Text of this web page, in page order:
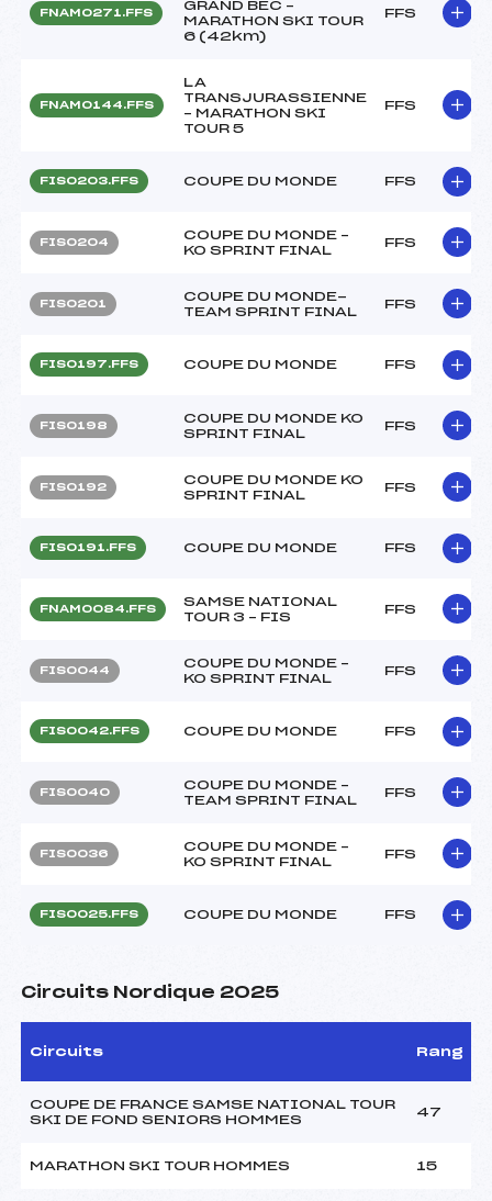
FNAM0271.FFS
GRAND BEC –
MARATHON SKI TOUR
6 (42km)
FFS
FNAM0144.FFS
LA
TRANSJURASSIENNE
– MARATHON SKI
TOUR 5
FFS
FIS0203.FFS COUPE DU MONDE FFS
FIS0204
COUPE DU MONDE –
KO SPRINT FINAL
FFS
FIS0201
COUPE DU MONDE-
TEAM SPRINT FINAL
FFS
FIS0197.FFS COUPE DU MONDE FFS
FIS0198
COUPE DU MONDE KO
SPRINT FINAL
FFS
FIS0192
COUPE DU MONDE KO
SPRINT FINAL
FFS
FIS0191.FFS COUPE DU MONDE FFS
FNAM0084.FFS
SAMSE NATIONAL
TOUR 3 – FIS
FFS
FIS0044
COUPE DU MONDE –
KO SPRINT FINAL
FFS
FIS0042.FFS COUPE DU MONDE FFS
FIS0040
COUPE DU MONDE –
TEAM SPRINT FINAL
FFS
FIS0036
COUPE DU MONDE –
KO SPRINT FINAL
FFS
FIS0025.FFS COUPE DU MONDE FFS
Circuits Nordique 2025
Circuits Rang
COUPE DE FRANCE SAMSE NATIONAL TOUR
SKI DE FOND SENIORS HOMMES
47
MARATHON SKI TOUR HOMMES 15